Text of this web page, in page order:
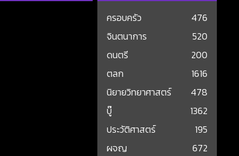
ครอบครัว
476
จินตนาการ
520
ดนตรี
200
ตลก
1616
นิยายวิทยาศาสตร์
478
บู๊
1362
ประวัติศาสตร์
195
ผจญ
672